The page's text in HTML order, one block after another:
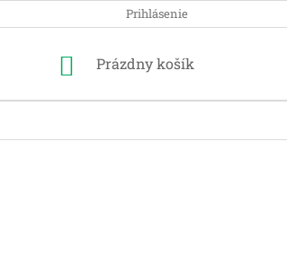
Prihlásenie
Nákupný
Prázdny košík